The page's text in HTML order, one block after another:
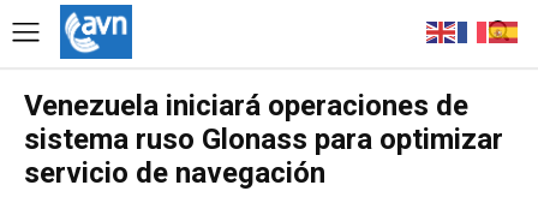
Venezuela iniciará operaciones de
sistema ruso Glonass para optimizar
servicio de navegación